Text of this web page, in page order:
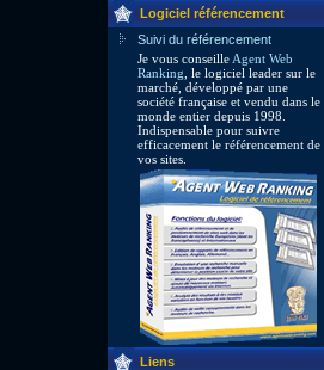
Logiciel référencement
Suivi du référencement
Je vous conseille Agent Web
Ranking , le logiciel leader sur le
marché, développé par une
société française et vendu dans le
monde entier depuis 1998.
Indispensable pour suivre
efficacement le référencement de
vos sites.
Liens